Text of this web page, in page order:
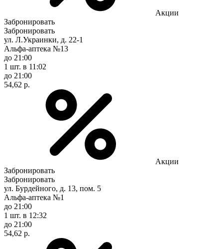
Акции
Забронировать
Забронировать
ул. Л.Украинки, д. 22-1
Альфа-аптека №13
до 21:00
1 шт. в 11:02
до 21:00
54,62 р.
Акции
Забронировать
Забронировать
ул. Бурдейного, д. 13, пом. 5
Альфа-аптека №1
до 21:00
1 шт. в 12:32
до 21:00
54,62 р.